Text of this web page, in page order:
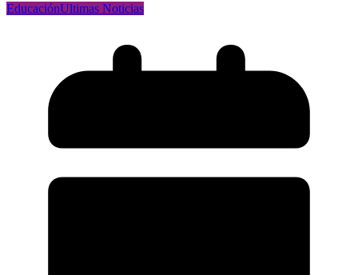
EducaciónUltimas Noticias